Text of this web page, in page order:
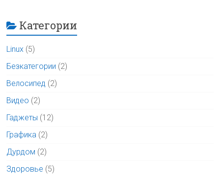
Категории
Linux (5)
Безкатегории (2)
Велосипед (2)
Видео (2)
Гаджеты (12)
Графика (2)
Дурдом (2)
Здоровье (5)